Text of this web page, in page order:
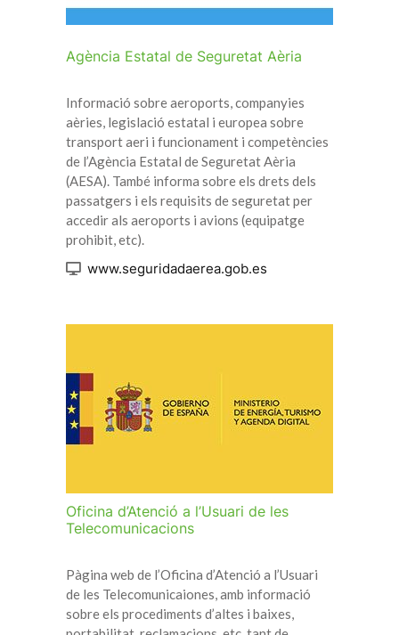
Agència Estatal de Seguretat Aèria
Informació sobre aeroports, companyies
aèries, legislació estatal i europea sobre
transport aeri i funcionament i competències
de l’Agència Estatal de Seguretat Aèria
(AESA). També informa sobre els drets dels
passatgers i els requisits de seguretat per
accedir als aeroports i avions (equipatge
prohibit, etc).
www.seguridadaerea.gob.es
Oficina d’Atenció a l’Usuari de les
Telecomunicacions
Pàgina web de l’Oficina d’Atenció a l’Usuari
de les Telecomunicaiones, amb informació
sobre els procediments d’altes i baixes,